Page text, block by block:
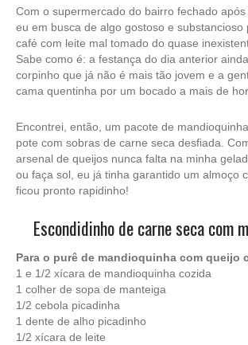
Com o supermercado do bairro fechado
eu em busca de algo gostoso e substancioso
café com leite mal tomado do quase
Sabe como é: a festança do dia anterior
corpinho que já não é mais tão jovem e a
cama quentinha por um bocado a mais de
Encontrei, então, um pacote de
pote com sobras de carne seca desfiada.
arsenal de queijos nunca falta na minha
ou faça sol, eu já tinha garantido um almoço
ficou pronto rapidinho!
Escondidinho de carne seca com
Para o purê de mandioquinha com queijo
1 e 1/2 xícara de mandioquinha cozida
1 colher de sopa de manteiga
1/2 cebola picadinha
1 dente de alho picadinho
1/2 xícara de leite